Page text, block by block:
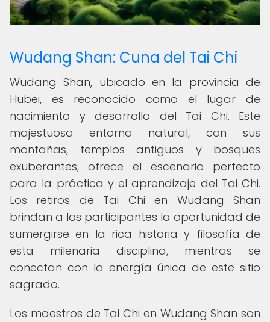
Wudang Shan: Cuna del Tai Chi
Wudang Shan, ubicado en la provincia de
Hubei, es reconocido como el lugar de
nacimiento y desarrollo del Tai Chi. Este
majestuoso entorno natural, con sus
montañas, templos antiguos y bosques
exuberantes, ofrece el escenario perfecto
para la práctica y el aprendizaje del Tai Chi.
Los retiros de Tai Chi en Wudang Shan
brindan a los participantes la oportunidad de
sumergirse en la rica historia y filosofía de
esta milenaria disciplina, mientras se
conectan con la energía única de este sitio
sagrado.
Los maestros de Tai Chi en Wudang Shan son